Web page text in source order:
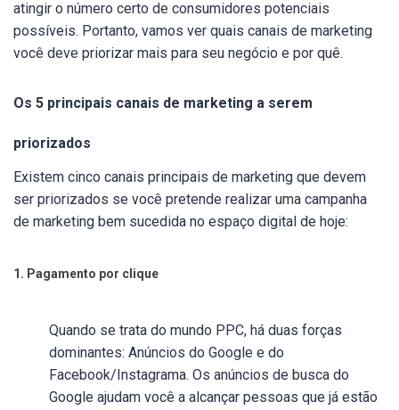
atingir o número certo de consumidores potenciais
possíveis. Portanto, vamos ver quais canais de marketing
você deve priorizar mais para seu negócio e por quê.
Os 5 principais canais de marketing a serem
priorizados
Existem cinco canais principais de marketing que devem
ser priorizados se você pretende realizar uma campanha
de marketing bem sucedida no espaço digital de hoje:
1. Pagamento por clique
Quando se trata do mundo PPC, há duas forças
dominantes: Anúncios do Google e do
Facebook/Instagrama. Os anúncios de busca do
Google ajudam você a alcançar pessoas que já estão